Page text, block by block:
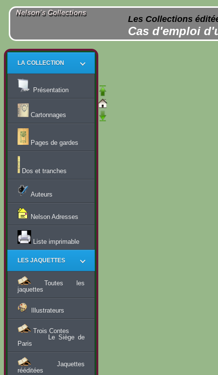
Les Collections
Cas d'emploi
LA COLLECTION
Présentation
Cartonnages
Pages de gardes
Dos et tranches
Auteurs
Nelson Adresses
Liste imprimable
LES JAQUETTES
Toutes les
jaquettes
Illustrateurs
Trois Contes
Le Siège de
Paris
Jaquettes
rééditées